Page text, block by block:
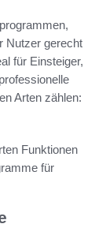
Nutzer gerecht
für Einsteiger,
Arten zählen:
Funktionen
für